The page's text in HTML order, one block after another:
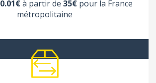
0.01€à partir de 35€pour la France
métropolitaine